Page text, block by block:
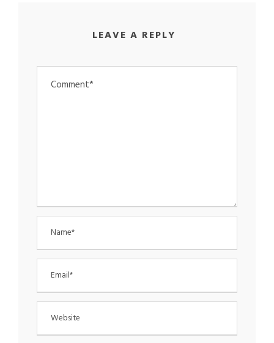
LEAVE A REPLY